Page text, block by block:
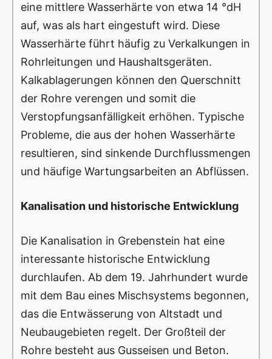
eine mittlere Wasserhärte von etwa 14 °dH
auf, was als hart eingestuft wird. Diese
Wasserhärte führt häufig zu Verkalkungen in
Rohrleitungen und Haushaltsgeräten.
Kalkablagerungen können den Querschnitt
der Rohre verengen und somit die
Verstopfungsanfälligkeit erhöhen. Typische
Probleme, die aus der hohen Wasserhärte
resultieren, sind sinkende Durchflussmengen
und häufige Wartungsarbeiten an Abflüssen.
Kanalisation und historische Entwicklung
Die Kanalisation in Grebenstein hat eine
interessante historische Entwicklung
durchlaufen. Ab dem 19. Jahrhundert wurde
mit dem Bau eines Mischsystems begonnen,
das die Entwässerung von Altstadt und
Neubaugebieten regelt. Der Großteil der
Rohre besteht aus Gusseisen und Beton.